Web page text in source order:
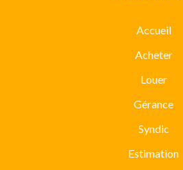
Accueil
Acheter
Louer
Gérance
Syndic
Estimation